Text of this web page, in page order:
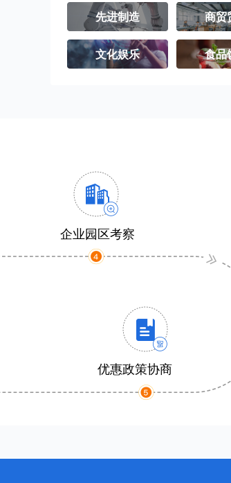
先进制造 商贸
文化娱乐 食品
企业园区考察
优惠政策协商